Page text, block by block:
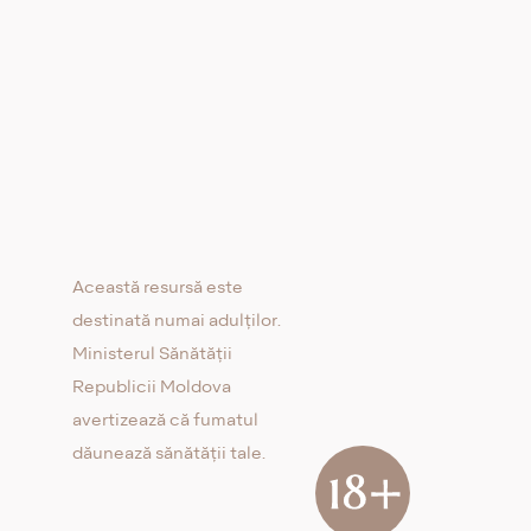
Această resursă este
destinată numai adulților.
Ministerul Sănătății
Republicii Moldova
avertizează că fumatul
dăunează sănătății tale.